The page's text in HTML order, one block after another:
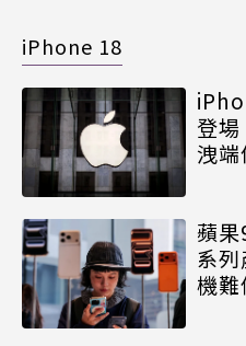
iPhone 18
登場
洩端
蘋
系
機難